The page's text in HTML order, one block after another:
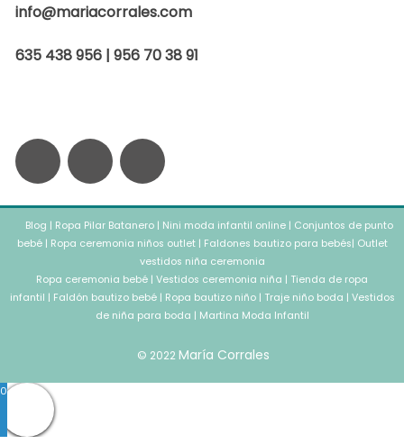
info@mariacorrales.com
635 438 956 | 956 70 38 91
F
a
c
e
o
o
I
n
s
t
a
g
W
h
a
t
s
a
Blog | Ropa Pilar Batanero| Nini moda infantil online | Conjuntos de punto
bebé| Ropa ceremonia niños outlet| Faldones bautizo para bebés| Outlet
vestidos niña ceremonia
Ropa ceremonia bebé | Vestidos ceremonia niña | Tienda de ropa
infantil | Faldón bautizo bebé| Ropa bautizo niño| Traje niño boda | Vestidos
de niña para boda | Martina Moda Infantil
© 2022María Corrales
0